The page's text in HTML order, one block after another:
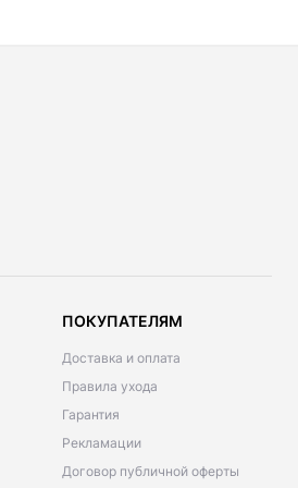
ПОКУПАТЕЛЯМ
Доставка и оплата
Правила ухода
Гарантия
Рекламации
Договор публичной оферты